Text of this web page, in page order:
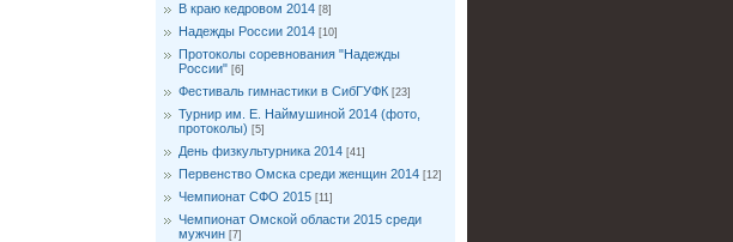
В краю кедровом 2014 [8]
Надежды России 2014 [10]
Протоколы соревнования "Надежды
России" [6]
Фестиваль гимнастики в СибГУФК [23]
Турнир им. Е. Наймушиной 2014 (фото,
протоколы) [5]
День физкультурника 2014 [41]
Первенство Омска среди женщин 2014 [12]
Чемпионат СФО 2015 [11]
Чемпионат Омской области 2015 среди
мужчин [7]